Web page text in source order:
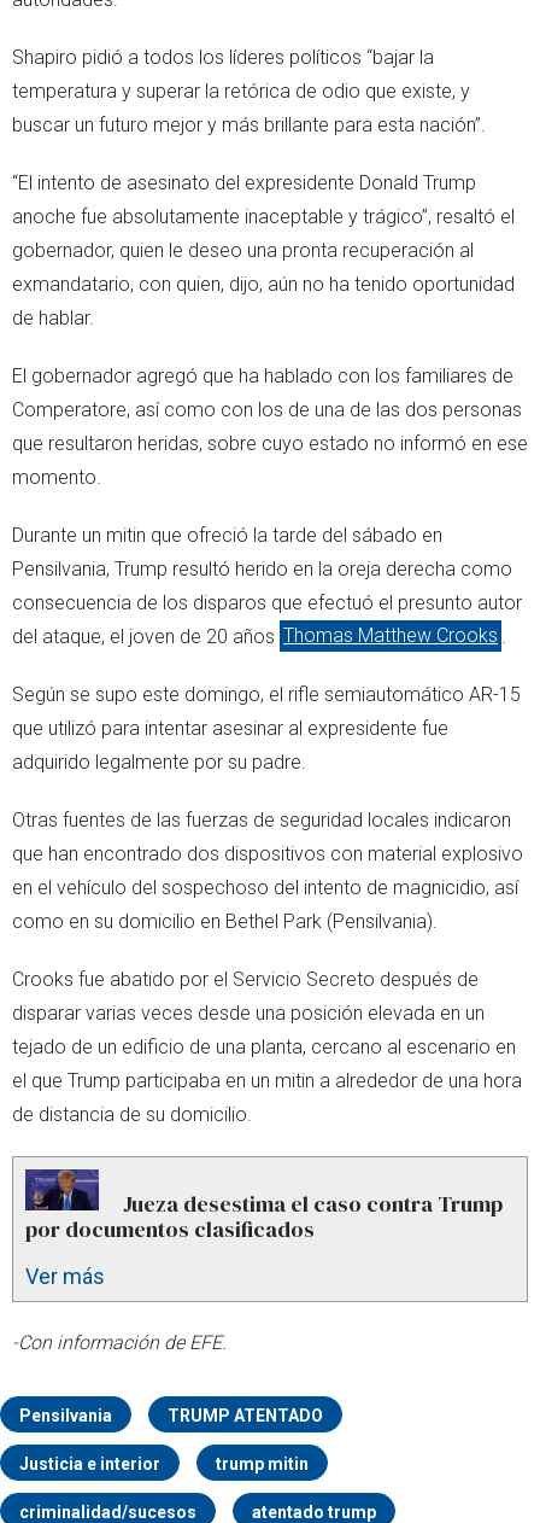
Shapiro pidió a todos los líderes políticos “bajar la
temperatura y superar la retórica de odio que existe, y
buscar un futuro mejor y más brillante para esta nación”.
“El intento de asesinato del expresidente Donald Trump
anoche fue absolutamente inaceptable y trágico”, resaltó el
gobernador, quien le deseo una pronta recuperación al
exmandatario, con quien, dijo, aún no ha tenido oportunidad
de hablar.
El gobernador agregó que ha hablado con los familiares de
Comperatore, así como con los de una de las dos personas
que resultaron heridas, sobre cuyo estado no informó en ese
momento.
Durante un mitin que ofreció la tarde del sábado en
Pensilvania, Trump resultó herido en la oreja derecha como
consecuencia de los disparos que efectuó el presunto autor
del ataque, el joven de 20 años Thomas Matthew Crooks
Según se supo este domingo, el rifle semiautomático AR-15
que utilizó para intentar asesinar al expresidente fue
adquirido legalmente por su padre.
Otras fuentes de las fuerzas de seguridad locales indicaron
que han encontrado dos dispositivos con material explosivo
en el vehículo del sospechoso del intento de magnicidio, así
como en su domicilio en Bethel Park (Pensilvania).
Crooks fue abatido por el Servicio Secreto después de
disparar varias veces desde una posición elevada en un
tejado de un edificio de una planta, cercano al escenario en
el que Trump participaba en un mitin a alrededor de una hora
de distancia de su domicilio.
Jueza desestima el caso contra Trump
por documentos clasificados
Ver más
-Con información de EFE.
Pensilvania TRUMP ATENTADO
Justicia e interior trump mitin
criminalidad/sucesos atentado trump